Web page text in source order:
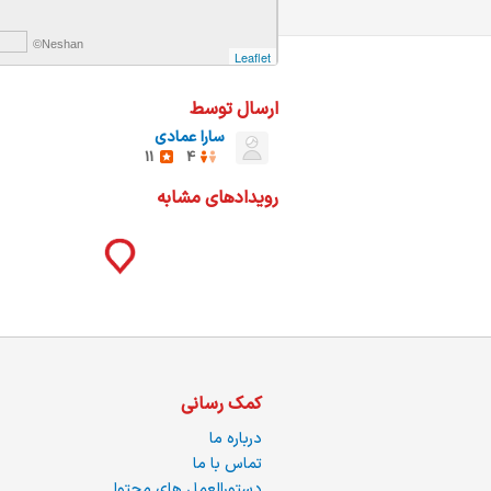
Leaflet
©Neshan
ارسال توسط
سارا عمادی
4
11
رویدادهای مشابه
کمک رسانی
درباره ما
تماس با ما